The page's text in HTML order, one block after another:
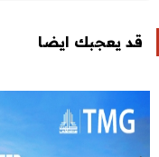
قد يعجبك ايضا